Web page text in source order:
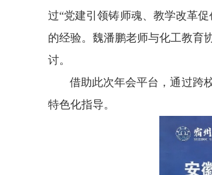
过“党建引领铸师魂、教学改革
的经验。魏潘鹏老师与化工教育
讨。
借助此次年会平台，通过跨
特色化指导。